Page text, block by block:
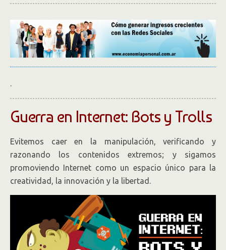
.
Guerra en Internet: Bots y Trolls
Evitemos caer en la manipulación, verificando y
razonando los contenidos extremos; y sigamos
promoviendo Internet como un espacio único para la
creatividad, la innovación y la libertad.